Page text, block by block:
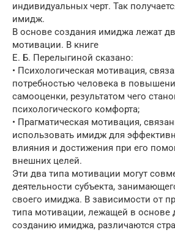
индивидуальных черт. Так
имидж.
В основе создания имиджа лежат
мотивации. В книге
Е. Б. Перелыгиной сказано:
• Психологическая мотивация,
потребностью человека в
самооценки, результатом чего
психологического комфорта;
• Прагматическая мотивация,
использовать имидж для
влияния и достижения при его
внешних целей.
Эти два типа мотивации могут
деятельности субъекта,
своего имиджа. В зависимости от
типа мотивации, лежащей в основе
созданию имиджа, различаются